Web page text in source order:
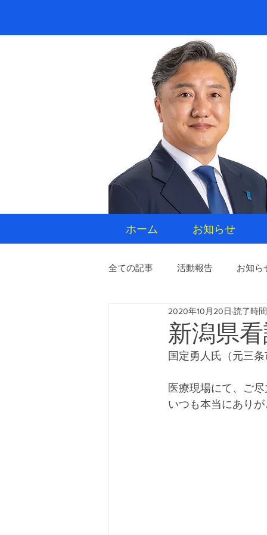
ホーム お知らせ
全ての記事 活動報告 お知ら
新潟県
2020年10月20日 読了時
国定勇人氏（元三
医療現場にて、ご
いつも本当にあり